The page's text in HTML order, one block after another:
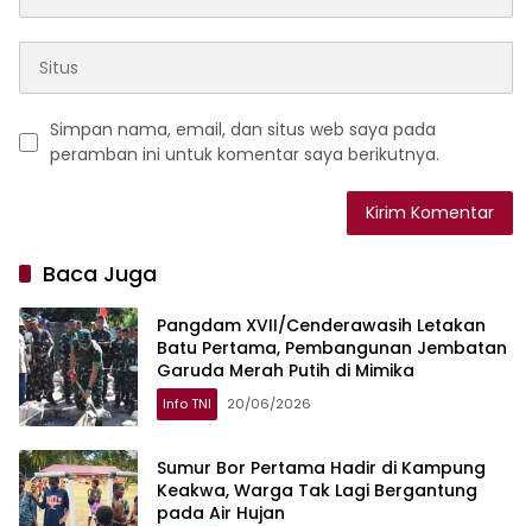
Simpan nama, email, dan situs web saya pada
peramban ini untuk komentar saya berikutnya.
Baca Juga
Pangdam XVII/Cenderawasih Letakan
Batu Pertama, Pembangunan Jembatan
Garuda Merah Putih di Mimika
Info TNI 20/06/2026
Sumur Bor Pertama Hadir di Kampung
Keakwa, Warga Tak Lagi Bergantung
pada Air Hujan